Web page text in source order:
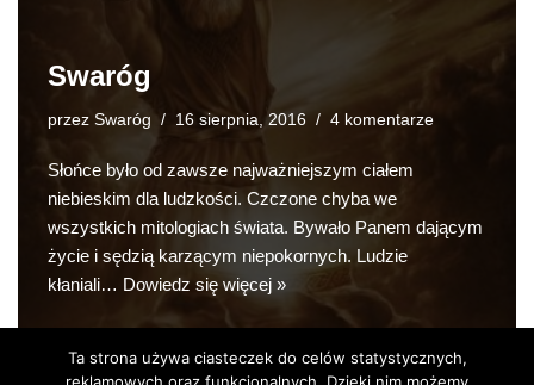
Swaróg
przez Swaróg 16 sierpnia, 2016 4 komentarze
Słońce było od zawsze najważniejszym ciałem
niebieskim dla ludzkości. Czczone chyba we
wszystkich mitologiach świata. Bywało Panem dającym
życie i sędzią karzącym niepokornych. Ludzie
kłaniali… Dowiedz się więcej »
Ta strona używa ciasteczek do celów statystycznych,